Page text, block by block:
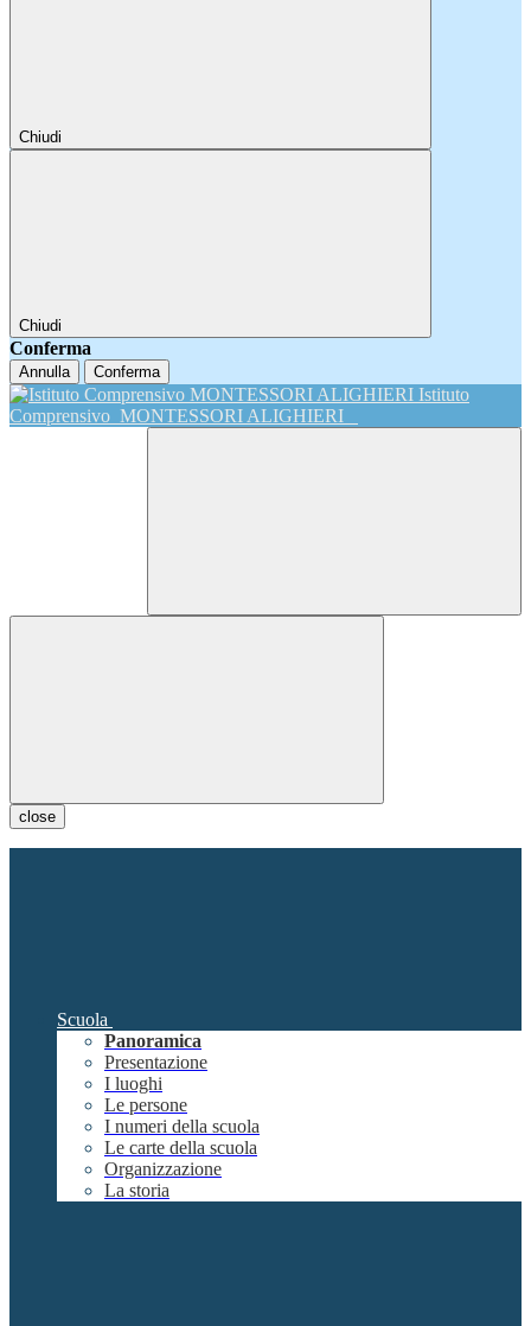
Chiudi
Chiudi
Conferma
Annulla Conferma
Istituto
Comprensivo MONTESSORI ALIGHIERI
close
Scuola
Panoramica
Presentazione
I luoghi
Le persone
I numeri della scuola
Le carte della scuola
Organizzazione
La storia